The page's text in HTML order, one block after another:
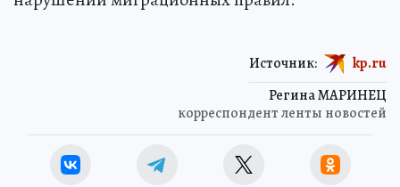
Регина МАРИНЕЦ
корреспондент ленты новостей
Источник: kp.ru